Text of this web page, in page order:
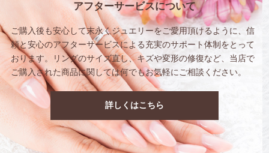
アフターサービスについて
ご購入後も安心して末永くジュエリーをご愛用頂けるように、信
頼と安心のアフターサービスによる充実のサポート体制をとって
おります。
リングのサイズ直し、キズや変形の修復など、 当店で
ご購入された商品に関しては何でもお気軽にご相談ください。
詳しくはこちら